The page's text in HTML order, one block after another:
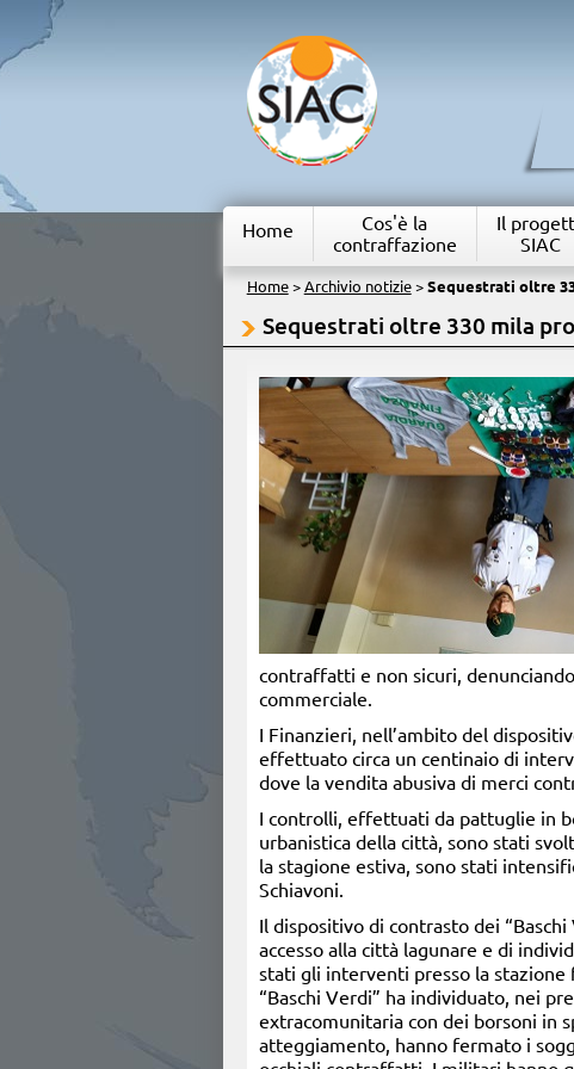
Home
Cos'è la
contraffazione
Il
SIAC
Home> Archivio notizie> Sequestrati oltre
Sequestrati oltre 330 mila
contraffatti e non sicuri,
commerciale.
I Finanzieri, nell’ambito del
effettuato circa un centinaio di
dove la vendita abusiva di merci
I controlli, effettuati da pattuglie in
urbanistica della città, sono stati
la stagione estiva, sono stati
Schiavoni.
Il dispositivo di contrasto dei
accesso alla città lagunare e di
stati gli interventi presso la stazione
“Baschi Verdi” ha individuato, nei
extracomunitaria con dei borsoni in
atteggiamento, hanno fermato i